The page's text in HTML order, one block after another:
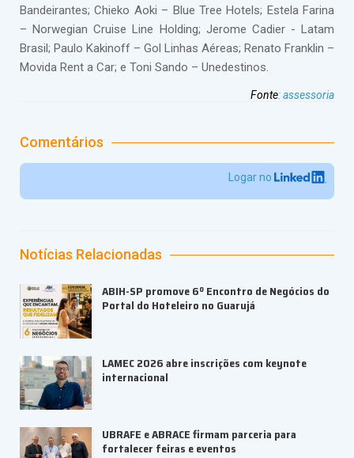
Bandeirantes; Chieko Aoki – Blue Tree Hotels; Estela Farina
– Norwegian Cruise Line Holding; Jerome Cadier - Latam
Brasil; Paulo Kakinoff – Gol Linhas Aéreas; Renato Franklin –
Movida Rent a Car; e Toni Sando – Unedestinos.
Fonte:assessoria
Comentários
Logar no
Notícias Relacionadas
ABIH-SP promove 6º Encontro de Negócios do
Portal do Hoteleiro no Guarujá
LAMEC 2026 abre inscrições com keynote
internacional
UBRAFE e ABRACE firmam parceria para
fortalecer feiras e eventos